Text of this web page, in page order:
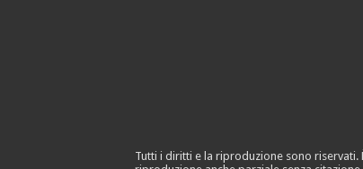
Tutti i diritti e la riproduzione sono riservati.